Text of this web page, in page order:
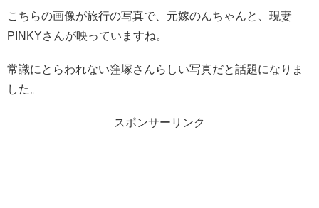
こちらの画像が旅行の写真で、元嫁のんちゃんと、現妻
PINKYさんが映っていますね。
常識にとらわれない窪塚さんらしい写真だと話題になりま
した。
スポンサーリンク